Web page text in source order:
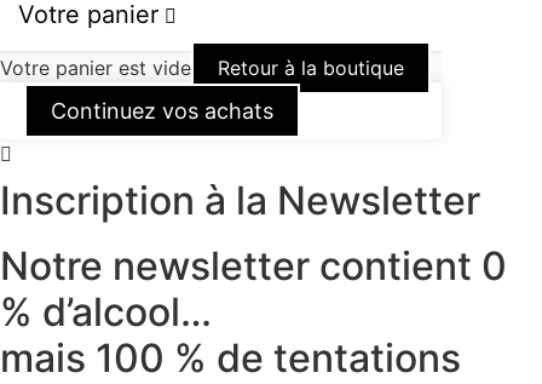
Votre panier
Votre panier est vide Retour à la boutique
Continuez vos achats
Inscription à la Newsletter
Notre newsletter contient 0
% d’alcool…
mais 100 % de tentations